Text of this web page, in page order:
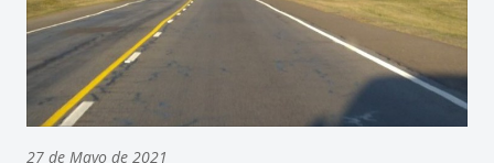
27 de Mayo de 2021